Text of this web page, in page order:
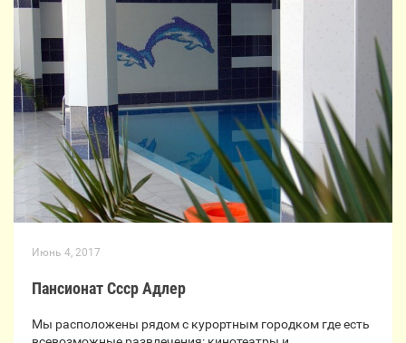
Июнь 4, 2017
Пансионат Ссср Адлер
Мы расположены рядом с курортным городком где есть